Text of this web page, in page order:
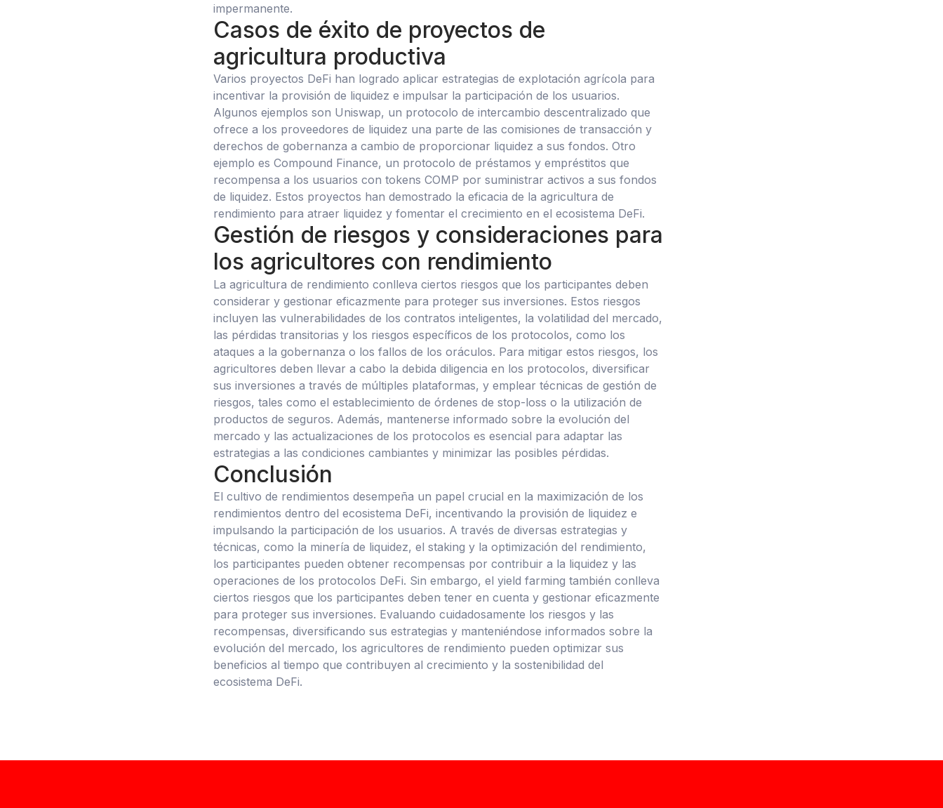
impermanente.
Casos de éxito de proyectos de
agricultura productiva
Varios proyectos DeFi han logrado aplicar estrategias de explotación agrícola para
incentivar la provisión de liquidez e impulsar la participación de los usuarios.
Algunos ejemplos son Uniswap, un protocolo de intercambio descentralizado que
ofrece a los proveedores de liquidez una parte de las comisiones de transacción y
derechos de gobernanza a cambio de proporcionar liquidez a sus fondos. Otro
ejemplo es Compound Finance, un protocolo de préstamos y empréstitos que
recompensa a los usuarios con tokens COMP por suministrar activos a sus fondos
de liquidez. Estos proyectos han demostrado la eficacia de la agricultura de
rendimiento para atraer liquidez y fomentar el crecimiento en el ecosistema DeFi.
Gestión de riesgos y consideraciones para
los agricultores con rendimiento
La agricultura de rendimiento conlleva ciertos riesgos que los participantes deben
considerar y gestionar eficazmente para proteger sus inversiones. Estos riesgos
incluyen las vulnerabilidades de los contratos inteligentes, la volatilidad del mercado,
las pérdidas transitorias y los riesgos específicos de los protocolos, como los
ataques a la gobernanza o los fallos de los oráculos. Para mitigar estos riesgos, los
agricultores deben llevar a cabo la debida diligencia en los protocolos, diversificar
sus inversiones a través de múltiples plataformas, y emplear técnicas de gestión de
riesgos, tales como el establecimiento de órdenes de stop-loss o la utilización de
productos de seguros. Además, mantenerse informado sobre la evolución del
mercado y las actualizaciones de los protocolos es esencial para adaptar las
estrategias a las condiciones cambiantes y minimizar las posibles pérdidas.
Conclusión
El cultivo de rendimientos desempeña un papel crucial en la maximización de los
rendimientos dentro del ecosistema DeFi, incentivando la provisión de liquidez e
impulsando la participación de los usuarios. A través de diversas estrategias y
técnicas, como la minería de liquidez, el staking y la optimización del rendimiento,
los participantes pueden obtener recompensas por contribuir a la liquidez y las
operaciones de los protocolos DeFi. Sin embargo, el yield farming también conlleva
ciertos riesgos que los participantes deben tener en cuenta y gestionar eficazmente
para proteger sus inversiones. Evaluando cuidadosamente los riesgos y las
recompensas, diversificando sus estrategias y manteniéndose informados sobre la
evolución del mercado, los agricultores de rendimiento pueden optimizar sus
beneficios al tiempo que contribuyen al crecimiento y la sostenibilidad del
ecosistema DeFi.